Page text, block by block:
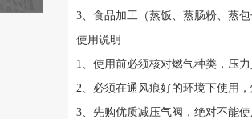
3、食品加工（蒸饭、蒸肠粉、蒸包
使用说明
1、使用前必须核对燃气种类，压
2、必须在通风痕好的环境下使用
3、先购优质减压气阀，绝对不能